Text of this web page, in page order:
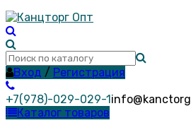
Вход / Регистрация
+7(978)-029-029-1
Каталог товаров